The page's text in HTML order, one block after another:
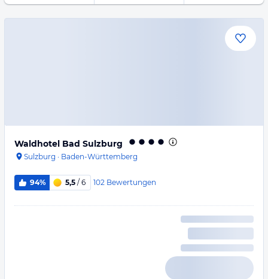
Waldhotel Bad Sulzburg
Sulzburg · Baden-Württemberg
94% 5,5 / 6 102 Bewertungen